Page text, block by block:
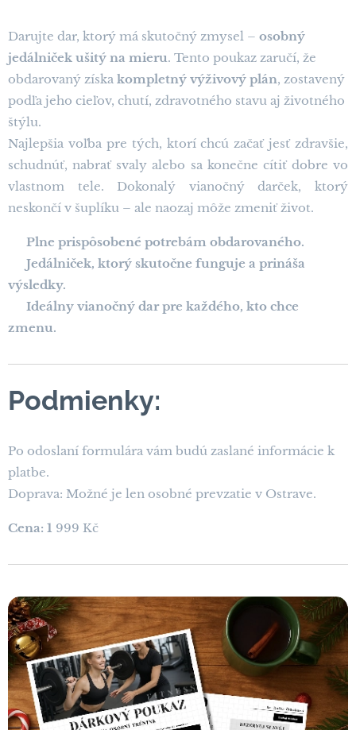
Darujte dar, ktorý má skutočný zmysel – osobný
jedálniček ušitý na mieru. Tento poukaz zaručí, že
obdarovaný získa kompletný výživový plán, zostavený
podľa jeho cieľov, chutí, zdravotného stavu aj životného
štýlu.
Najlepšia voľba pre tých, ktorí chcú začať jesť zdravšie,
schudnúť, nabrať svaly alebo sa konečne cítiť dobre vo
vlastnom tele. Dokonalý vianočný darček, ktorý
neskončí v šuplíku – ale naozaj môže zmeniť život.
Plne prispôsobené potrebám obdarovaného.
Jedálniček, ktorý skutočne funguje a prináša
výsledky.
Ideálny vianočný dar pre každého, kto chce
zmenu.
Podmienky:
Po odoslaní formulára vám budú zaslané informácie k
platbe.
Doprava: Možné je len osobné prevzatie v Ostrave.
Cena: 1 999 Kč